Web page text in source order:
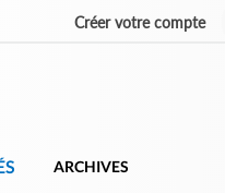
Créer votre compte
ARCHIVES